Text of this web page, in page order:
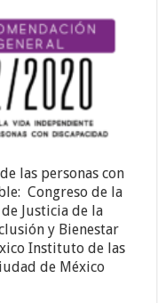
las personas con
Congreso de la
Justicia de la
y Bienestar
Instituto de las
de México